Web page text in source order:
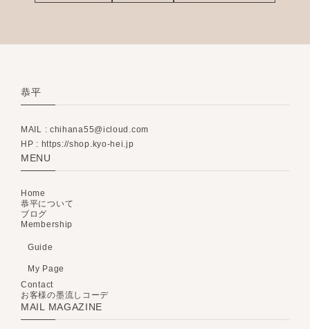
恭平
MAIL : chihana55@icloud.com
HP : https://shop.kyo-hei.jp
MENU
Home
恭平について
ブログ
Membership
Guide
My Page
Contact
お客様の墨流しコーデ
MAIL MAGAZINE